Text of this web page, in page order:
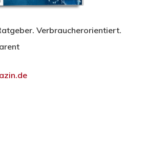
Verbraucherorientiert.